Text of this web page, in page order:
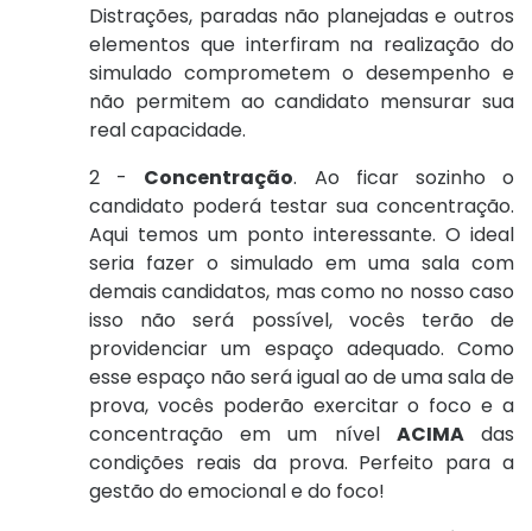
Distrações, paradas não planejadas e outros
elementos que interfiram na realização do
simulado comprometem o desempenho e
não permitem ao candidato mensurar sua
real capacidade.
2 - Concentração. Ao ficar sozinho o
candidato poderá testar sua concentração.
Aqui temos um ponto interessante. O ideal
seria fazer o simulado em uma sala com
demais candidatos, mas como no nosso caso
isso não será possível, vocês terão de
providenciar um espaço adequado. Como
esse espaço não será igual ao de uma sala de
prova, vocês poderão exercitar o foco e a
concentração em um nível ACIMAdas
condições reais da prova. Perfeito para a
gestão do emocional e do foco!